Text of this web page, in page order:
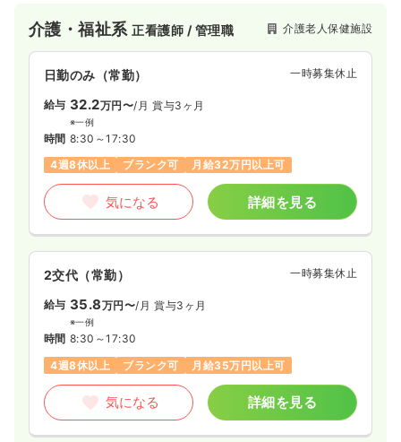
角的に高齢者ケアに関わりたい方におすすめの施設です。
介護・福祉系正看護師 / 管理職 介護老人保健施設
日勤のみ（常勤） 一時募集休止
給与 32.2万円〜/月 賞与3ヶ月
※一例
時間 8:30～17:30
4週8休以上
ブランク可 月給32万円以上可
気になる 詳細を見る
2交代（常勤） 一時募集休止
給与 35.8万円〜/月 賞与3ヶ月
※一例
時間 8:30～17:30
4週8休以上
ブランク可 月給35万円以上可
気になる 詳細を見る